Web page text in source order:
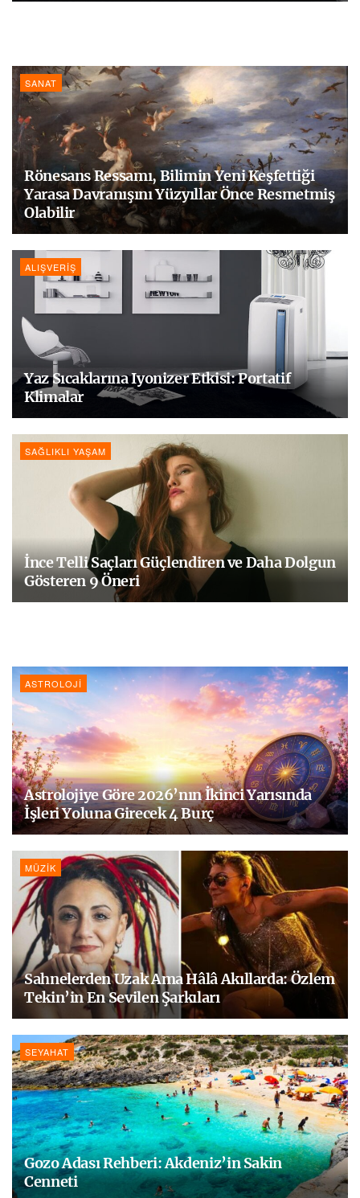
SANAT
Rönesans Ressamı, Bilimin Yeni Keşfettiği
Yarasa Davranışını Yüzyıllar Önce Resmetmiş
Olabilir
ALIŞVERIŞ
Yaz Sıcaklarına Iyonizer Etkisi: Portatif
Klimalar
SAĞLIKLI YAŞAM
İnce Telli Saçları Güçlendiren ve Daha Dolgun
Gösteren 9 Öneri
ASTROLOJI
Astrolojiye Göre 2026’nın İkinci Yarısında
İşleri Yoluna Girecek 4 Burç
MÜZIK
Sahnelerden Uzak Ama Hâlâ Akıllarda: Özlem
Tekin’in En Sevilen Şarkıları
SEYAHAT
Gozo Adası Rehberi: Akdeniz’in Sakin
Cenneti